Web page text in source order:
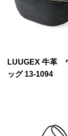
LUUGEX 牛革
ッグ 13-1094